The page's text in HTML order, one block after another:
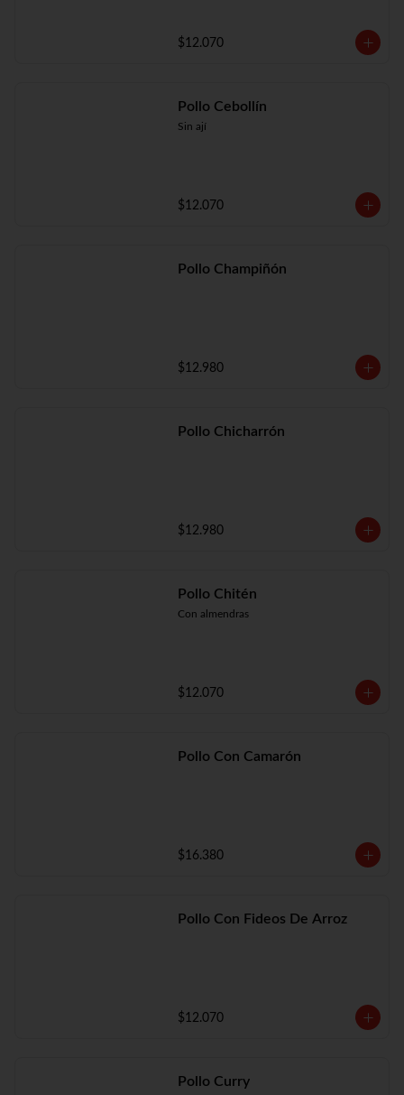
$12.070
Pollo Cebollín
Sin ají
$12.070
Pollo Champiñón
$12.980
Pollo Chicharrón
$12.980
Pollo Chitén
Con almendras
$12.070
Pollo Con Camarón
$16.380
Pollo Con Fideos De Arroz
$12.070
Pollo Curry